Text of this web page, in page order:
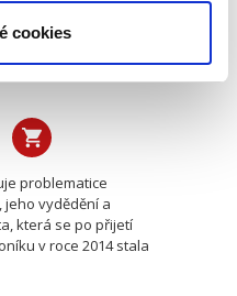
cookies
problematice
vydědění a
která se po přijetí
v roce 2014 stala